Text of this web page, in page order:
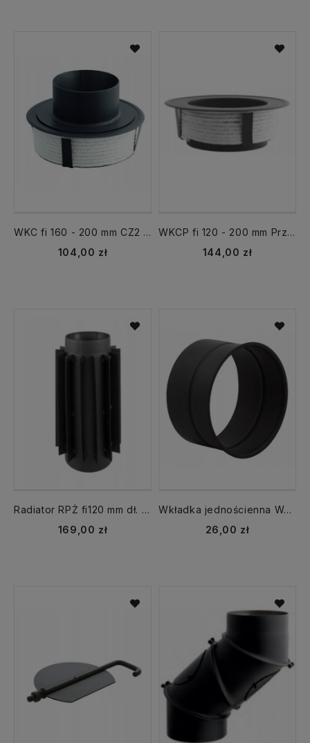
WKC fi 160 - 200 mm CZ2 Przejście redukcja komin ceramiczny
104,00 zł
WKCP fi 120 - 200 mm Przejście redukcja komin ceramiczny CZ
144,00 zł
Radiator RPŻ fi120 mm dł. 500 mm CZ2 rura żebrowana
169,00 zł
Wkładka jednościenna WJ 150 CZ przejście przez ścianę
26,00 zł